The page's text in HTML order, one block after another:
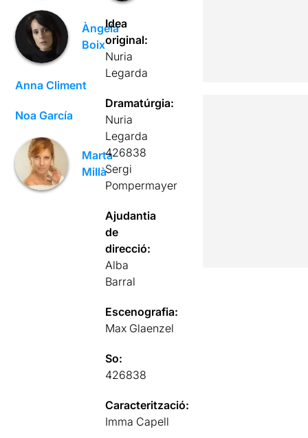
Àngela
Boix
Anna Climent
Noa García
Marta
Millà
Idea
original:
Nuria
Legarda
Dramatúrgia:
Nuria
Legarda
426838
Sergi
Pompermayer
Ajudantia
de
direcció:
Alba
Barral
Escenografia:
Max Glaenzel
So:
426838
Caracterització:
Imma Capell